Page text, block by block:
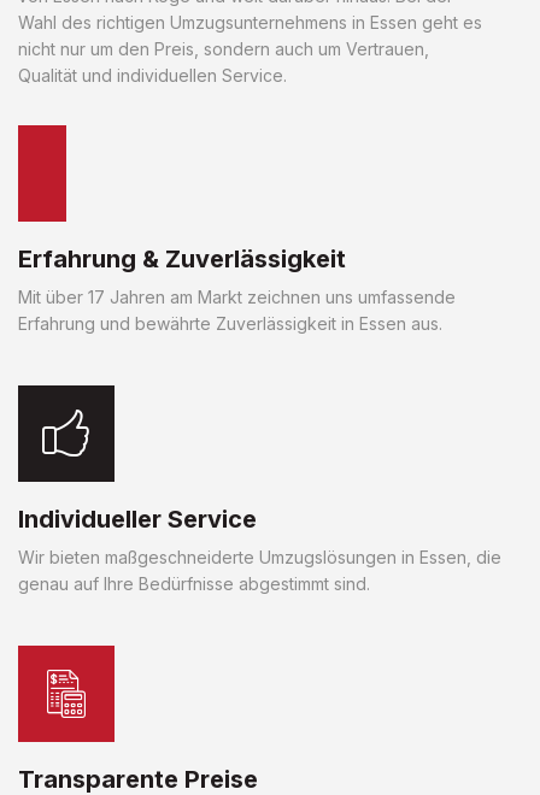
Wahl des richtigen Umzugsunternehmens in Essen geht es
nicht nur um den Preis, sondern auch um Vertrauen,
Qualität und individuellen Service.
Erfahrung & Zuverlässigkeit
Mit über 17 Jahren am Markt zeichnen uns umfassende
Erfahrung und bewährte Zuverlässigkeit in Essen aus.
Individueller Service
Wir bieten maßgeschneiderte Umzugslösungen in Essen, die
genau auf Ihre Bedürfnisse abgestimmt sind.
Transparente Preise